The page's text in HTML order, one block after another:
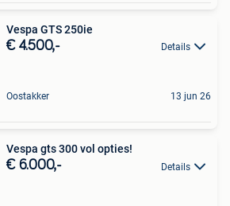
Vespa GTS 250ie
€ 4.500,- Details
Oostakker 13 jun 26
Vespa gts 300 vol opties!
€ 6.000,- Details